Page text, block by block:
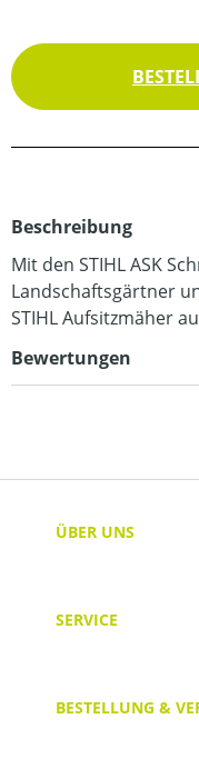
Beschreibung
Mit den STIHL ASK
Landschaftsgärtner
STIHL Aufsitzmäher
Bewertungen
ÜBER UNS
SERVICE
BESTELLUNG &